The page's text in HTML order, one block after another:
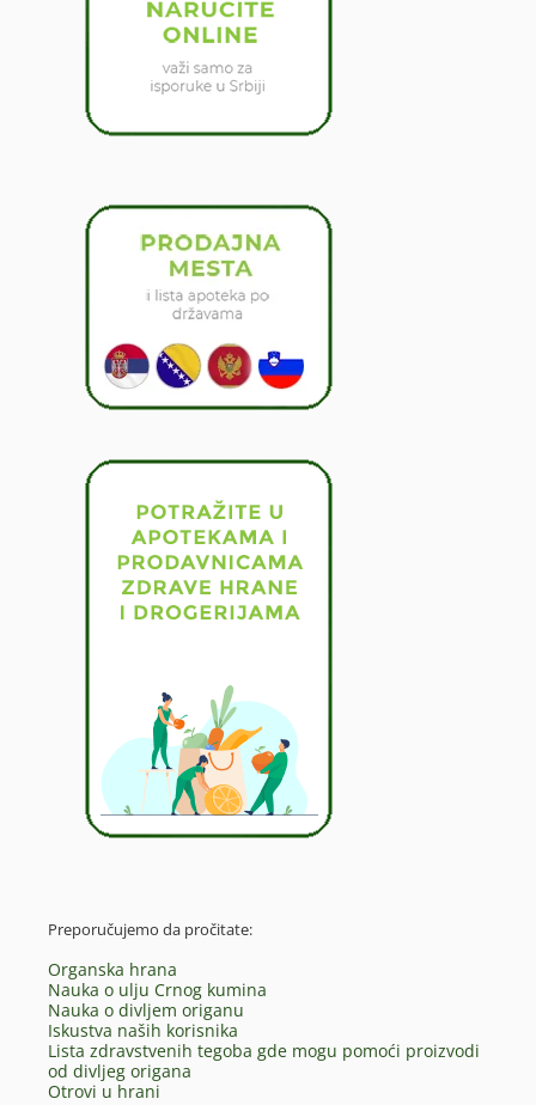
Preporučujemo da pročitate:
Organska hrana
Nauka o ulju Crnog kumina
Nauka o divljem origanu
Iskustva naših korisnika
Lista zdravstvenih tegoba gde mogu pomoći proizvodi
od divljeg origana
Otrovi u hrani